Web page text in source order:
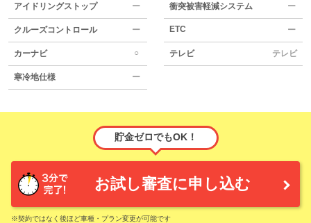
アイドリングストップ ー 衝突被害軽減システム ー
クルーズコントロール ー ETC ー
カーナビ ○ テレビ テレビ
寒冷地仕様 ー
貯金ゼロでもOK！
お試し審査に申し込む
※契約ではなく後ほど車種・プラン変更が可能です